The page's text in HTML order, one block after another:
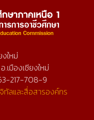
ใหม่
เมืองเชียงใหม่
217-708-9
ทัลและสื่อสารองค์กร